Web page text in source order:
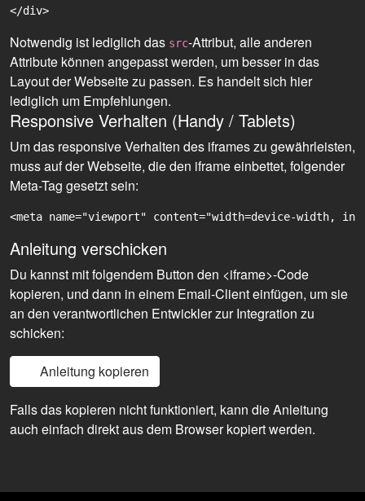
Notwendig ist lediglich das src-Attribut, alle anderen
Attribute können angepasst werden, um besser in das
Layout der Webseite zu passen. Es handelt sich hier
lediglich um Empfehlungen.
Responsive Verhalten (Handy / Tablets)
Um das responsive Verhalten des iframes zu gewährleisten,
muss auf der Webseite, die den iframe einbettet, folgender
Meta-Tag gesetzt sein:
<meta name="viewport" content="width=device-width,
Anleitung verschicken
Du kannst mit folgendem Button den <iframe>-Code
kopieren, und dann in einem Email-Client einfügen, um sie
an den verantwortlichen Entwickler zur Integration zu
schicken:
Anleitung kopieren
Falls das kopieren nicht funktioniert, kann die Anleitung
auch einfach direkt aus dem Browser kopiert werden.